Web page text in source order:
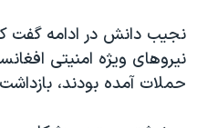
نجیب دانش در ادامه گفت
نیروهای ویژه امنیتی
حملات آمده بودند،